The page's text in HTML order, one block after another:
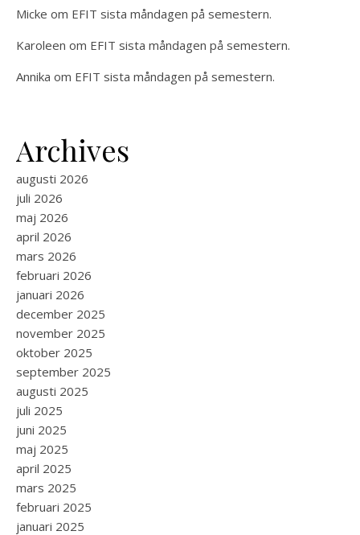
Micke om EFIT sista måndagen på semestern.
Karoleen om EFIT sista måndagen på semestern.
Annika om EFIT sista måndagen på semestern.
Archives
augusti 2026
juli 2026
maj 2026
april 2026
mars 2026
februari 2026
januari 2026
december 2025
november 2025
oktober 2025
september 2025
augusti 2025
juli 2025
juni 2025
maj 2025
april 2025
mars 2025
februari 2025
januari 2025